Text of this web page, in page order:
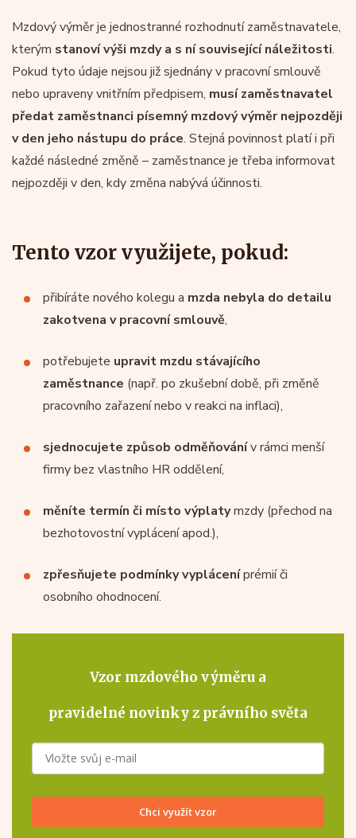
Mzdový výměr je jednostranné rozhodnutí zaměstnavatele,
kterým stanoví výši mzdy a s ní související náležitosti.
Pokud tyto údaje nejsou již sjednány v pracovní smlouvě
nebo upraveny vnitřním předpisem, musí zaměstnavatel
předat zaměstnanci písemný mzdový výměr nejpozději
v den jeho nástupu do práce. Stejná povinnost platí i při
každé následné změně – zaměstnance je třeba informovat
nejpozději v den, kdy změna nabývá účinnosti.
Tento vzor využijete, pokud:
přibíráte nového kolegu a mzda nebyla do detailu
zakotvena v pracovní smlouvě,
potřebujete upravit mzdu stávajícího
zaměstnance (např. po zkušební době, při změně
pracovního zařazení nebo v reakci na inflaci),
sjednocujete způsob odměňovánív rámci menší
firmy bez vlastního HR oddělení,
měníte termín či místo výplatymzdy (přechod na
bezhotovostní vyplácení apod.),
zpřesňujete podmínky vypláceníprémií či
osobního ohodnocení.
Vzor mzdového výměru a
pravidelné novinky z právního světa
Chci využít vzor